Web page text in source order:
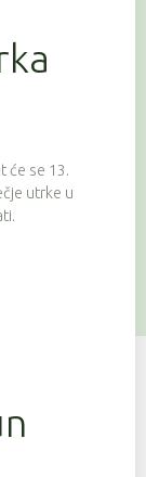
će se 13.
utrke u